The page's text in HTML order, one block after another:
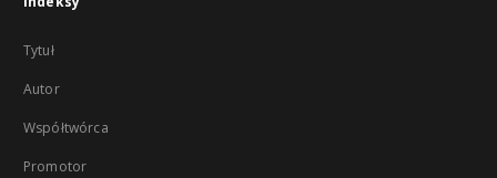
Tytuł
Autor
Współtwórca
Promotor